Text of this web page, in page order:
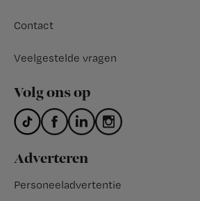
Contact
Veelgestelde vragen
Volg ons op
Adverteren
Personeeladvertentie